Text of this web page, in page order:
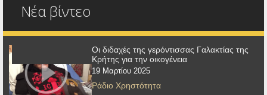
Νέα βίντεο
Οι διδαχές της γερόντισσας Γαλακτίας της
Κρήτης για την οικογένεια
19 Μαρτίου 2025
Ράδιο Χρηστότητα